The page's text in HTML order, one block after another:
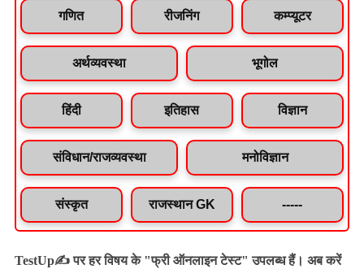
गणित रीजनिंग कम्प्यूटर
अर्थव्यवस्था भूगोल
हिंदी इतिहास विज्ञान
संविधान/राजव्यवस्था मनोविज्ञान
संस्कृत राजस्थान GK -----
TestUp✍️ पर हर विषय के "फ्री ऑनलाइन टेस्ट" उपलब्ध हैं। अब करें